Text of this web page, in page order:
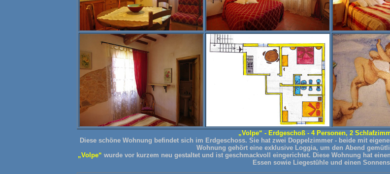
„Volpe“ - Erdgeschoß - 4 Personen, 2
Diese schöne Wohnung befindet sich im Erdgeschoss. Sie hat zwei Doppelzimmer - beide mit
Wohnung gehört eine exklusive Loggia, um den Abend
„Volpe“ wurde vor kurzem neu gestaltet und ist geschmackvoll eingerichtet. Diese Wohnung hat
Essen sowie Liegestühle und einen